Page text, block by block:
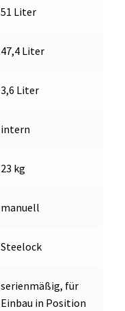
51 Liter
47,4 Liter
3,6 Liter
intern
23 kg
manuell
Steelock
serienmäßig, für
Einbau in Position